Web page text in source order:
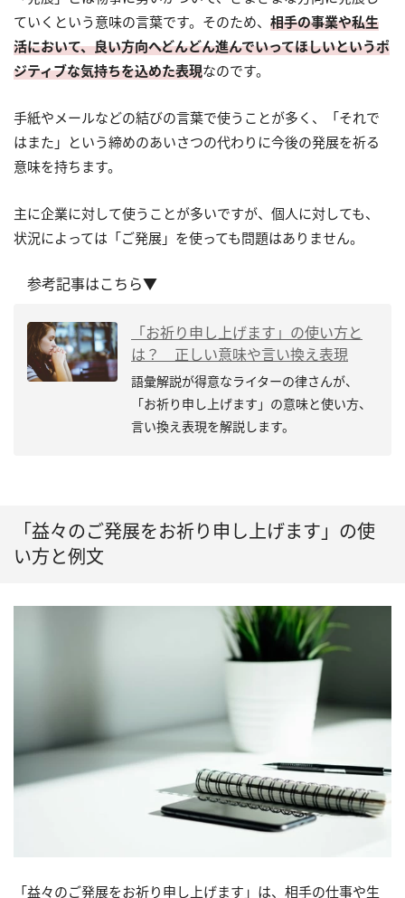
ていくという意味の言葉です。そのため、 相手の事業や私生
活において、良い方向へどんどん進んでいってほしいというポ
ジティブな気持ちを込めた表現なのです。
手紙やメールなどの結びの言葉で使うことが多く、「それで
はまた」という締めのあいさつの代わりに今後の発展を祈る
意味を持ちます。
主に企業に対して使うことが多いですが、個人に対しても、
状況によっては「ご発展」を使っても問題はありません。
参考記事はこちら▼
「お祈り申し上げます」の使い方と
は？ 正しい意味や言い換え表現
語彙解説が得意なライターの律さんが、
「お祈り申し上げます」の意味と使い方、
言い換え表現を解説します。
「益々のご発展をお祈り申し上げます」の使
い方と例文
「益々のご発展をお祈り申し上げます」は、相手の仕事や生